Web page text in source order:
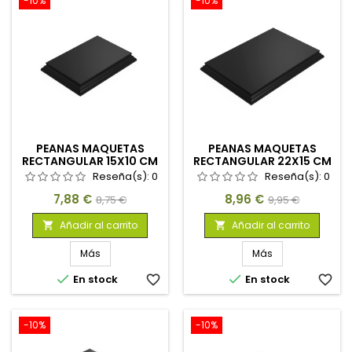
PEANAS MAQUETAS
RECTANGULAR 15X10 CM
NEGROReseña(s): 0
Precio
7,88 € Precio
base
8,75 €
 Añadir al carrito
Más
 En stock favorite_border
PEANAS MAQUETAS
RECTANGULAR 22X15 CM
NEGROReseña(s): 0
Precio
8,96 € Precio
base
9,95 €
 Añadir al carrito
Más
 En stock favorite_border
-10% -10%